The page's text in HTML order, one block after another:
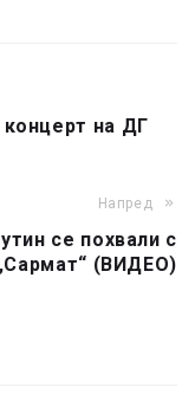
на ДГ
Напред
се похвали с
(ВИДЕО)